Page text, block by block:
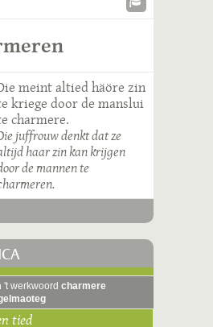
meint altied häöre zin
kriege door de manslui
charmere.
juffrouw denkt dat ze
haar zin kan krijgen
de mannen te
werkwoord charmere
tied